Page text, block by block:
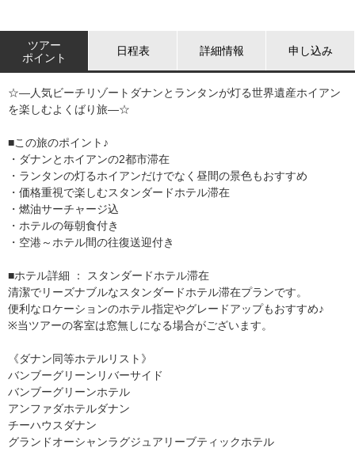
ツアー
ポイント
日程表 詳細情報 申し込み
☆―人気ビーチリゾートダナンとランタンが灯る世界遺産ホイアン
を楽しむよくばり旅―☆
■この旅のポイント♪
・ダナンとホイアンの2都市滞在
・ランタンの灯るホイアンだけでなく昼間の景色もおすすめ
・価格重視で楽しむスタンダードホテル滞在
・燃油サーチャージ込
・ホテルの毎朝食付き
・空港～ホテル間の往復送迎付き
■ホテル詳細 ： スタンダードホテル滞在
清潔でリーズナブルなスタンダードホテル滞在プランです。
便利なロケーションのホテル指定やグレードアップもおすすめ♪
※当ツアーの客室は窓無しになる場合がございます。
《ダナン同等ホテルリスト》
バンブーグリーンリバーサイド
バンブーグリーンホテル
アンファダホテルダナン
チーハウスダナン
グランドオーシャンラグジュアリーブティックホテル